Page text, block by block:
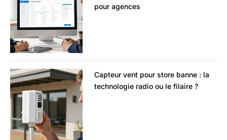
pour agences
Capteur vent pour store banne : la
technologie radio ou le filaire ?